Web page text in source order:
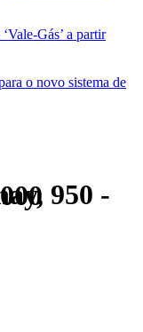
Gás’ a partir
o novo sistema de
000